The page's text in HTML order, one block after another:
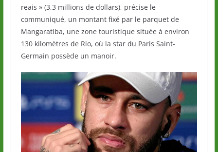
reais » (3,3 millions de dollars), précise le
communiqué, un montant fixé par le parquet de
Mangaratiba, une zone touristique située à environ
130 kilomètres de Rio, où la star du Paris Saint-
Germain possède un manoir.